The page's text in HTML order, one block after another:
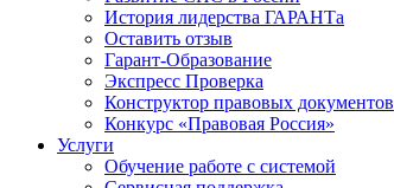
История лидерства ГАРАНТа
Оставить отзыв
Гарант-Образование
Экспресс Проверка
Конструктор правовых документов
Конкурс «Правовая Россия»
Услуги
Обучение работе с системой